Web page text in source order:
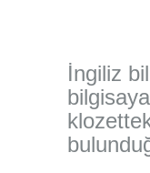
İngiliz